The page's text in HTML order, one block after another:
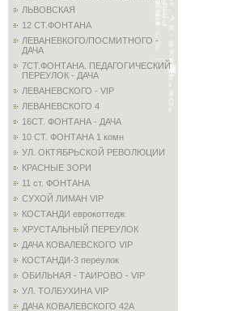
ЛЬВОВСКАЯ
12 СТ.ФОНТАНА
ЛЕВАНЕВКОГО/ПОСМИТНОГО -
ДАЧА
7СТ.ФОНТАНА. ПЕДАГОГИЧЕСКИЙ
ПЕРЕУЛОК - ДАЧА
ЛЕВАНЕВСКОГО - VIP
ЛЕВАНЕВСКОГО 4
16СТ. ФОНТАНА - ДАЧА
10 СТ. ФОНТАНА 1 комн
УЛ. ОКТЯБРЬСКОЙ РЕВОЛЮЦИИ
КРАСНЫЕ ЗОРИ
11 ст. ФОНТАНА
СУХОЙ ЛИМАН VIP
КОСТАНДИ еврокоттедж
ХРУСТАЛЬНЫЙ ПЕРЕУЛОК
ДАЧА КОВАЛЕВСКОГО VIP
КОСТАНДИ-3 переулок
ОБИЛЬНАЯ - ТАИРОВО - VIP
УЛ. ТОЛБУХИНА VIP
ДАЧА КОВАЛЕВСКОГО 42А